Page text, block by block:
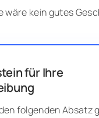
wäre kein gutes
für Ihre
folgenden Absatz